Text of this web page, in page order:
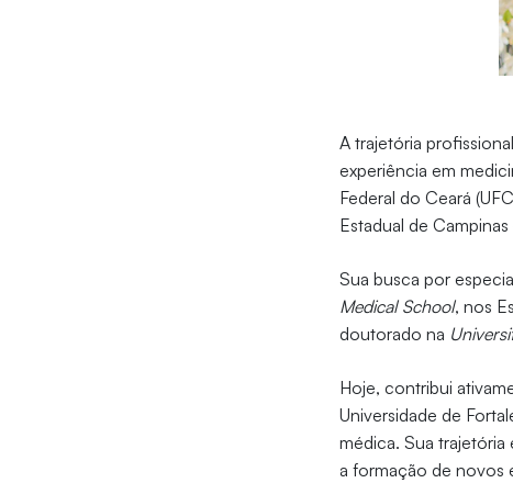
A trajetória
experiência em
Federal do Ceará
Estadual de
Sua busca por
Medical School, nos
doutorado na
Hoje, contribui
Universidade de
médica. Sua
a formação de novos